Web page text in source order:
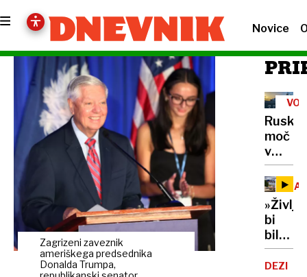
Novice
Zagrizeni zaveznik
ameriškega predsednika
Donalda Trumpa,
V
Ruska
moč
v
Tihem
z
vajo
bi
bilo
97-